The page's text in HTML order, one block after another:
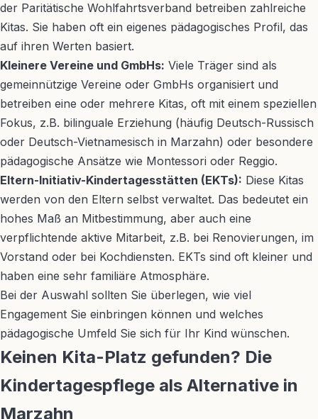
der Paritätische Wohlfahrtsverband betreiben zahlreiche
Kitas. Sie haben oft ein eigenes pädagogisches Profil, das
auf ihren Werten basiert.
Kleinere Vereine und GmbHs: Viele Träger sind als
gemeinnützige Vereine oder GmbHs organisiert und
betreiben eine oder mehrere Kitas, oft mit einem speziellen
Fokus, z.B. bilinguale Erziehung (häufig Deutsch-Russisch
oder Deutsch-Vietnamesisch in Marzahn) oder besondere
pädagogische Ansätze wie Montessori oder Reggio.
Eltern-Initiativ-Kindertagesstätten (EKTs): Diese Kitas
werden von den Eltern selbst verwaltet. Das bedeutet ein
hohes Maß an Mitbestimmung, aber auch eine
verpflichtende aktive Mitarbeit, z.B. bei Renovierungen, im
Vorstand oder bei Kochdiensten. EKTs sind oft kleiner und
haben eine sehr familiäre Atmosphäre.
Bei der Auswahl sollten Sie überlegen, wie viel
Engagement Sie einbringen können und welches
pädagogische Umfeld Sie sich für Ihr Kind wünschen.
Keinen Kita-Platz gefunden? Die
Kindertagespflege als Alternative in
Marzahn